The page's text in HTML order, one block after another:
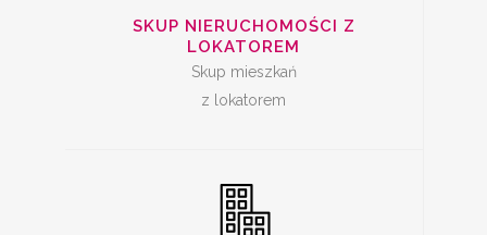
SKUP NIERUCHOMOŚCI Z
LOKATOREM
Skup mieszkań
z lokatorem
SZYBKA SPRZEDAŻ
MIESZKANIA